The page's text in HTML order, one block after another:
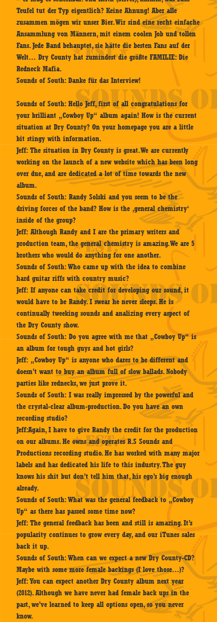
Teufel tut der Typ eigentlich? Keine Ahnung! Aber alle
zusammen mögen wir unser Bier. Wir sind eine recht einfache
Ansammlung von Männern, mit einem coolen Job und tollen
Fans. Jede Band behauptet, sie hätte die besten Fans auf der
Welt… Dry County hat zumindest die größte FAMILIE: Die
Redneck Mafia.
Sounds of South:Danke für das Interview!
Sounds of South: Hello Jeff, first of all congratulations for
your brilliant „Cowboy Up“ album again! How is the current
situation at Dry County? On your homepage you are a little
bit stingy with information.
Jeff: The situation in Dry County is great. We are currently
working on the launch of a new website which has been long
over due, and are dedicated a lot of time towards the new
album.
Sounds of South: Randy Solski and you seem to be the
driving forces of the band? How is the ‚general chemistry‘
inside of the group?
Jeff: Although Randy and I are the primary writers and
production team, the general chemistry is amazing. We are 5
brothers who would do anything for one another.
Sounds of South:Who came up with the idea to combine
hard guitar riffs with country music?
Jeff: If anyone can take credit for developing our sound, it
would have to be Randy. I swear he never sleeps. He is
continually tweeking sounds and analizing every aspect of
the Dry County show.
Sounds of South: Do you agree with me that „Cowboy Up“ is
an album for tough guys and hot girls?
Jeff: „Cowboy Up“ is anyone who dares to be different and
doesn’t want to buy an album full of slow ballads. Nobody
parties like rednecks, we just prove it.
Sounds of South: I was really impressed by the powerful and
the crystal-clear album-production. Do you have an own
recording studio?
Jeff:Again, I have to give Randy the credit for the production
on our albums. He owns and operates R.S Sounds and
Productions recording studio. He has worked with many major
labels and has dedicated his life to this industry. The guy
knows his shit but don’t tell him that, his ego’s big enough
already.
Sounds of South:What was the general feedback to „Cowboy
Up“ as there has passed some time now?
Jeff: The general feedback has been and still is amazing. It’s
popularity continues to grow every day, and our iTunes sales
back it up.
Sounds of South:When can we expect a new Dry County-CD?
Maybe with some more female backings (I love those…)?
Jeff:You can expect another Dry County album next year
(2012). Although we have never had female back ups in the
past, we’ve learned to keep all options open, so you never
know.